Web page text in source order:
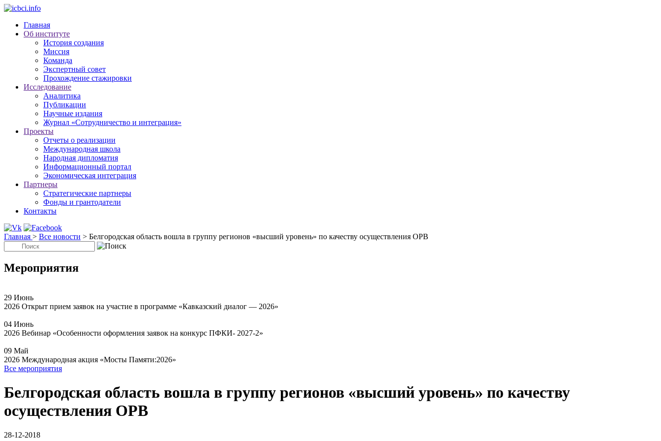
Главная
Об институте
История создания
Миссия
Команда
Экспертный совет
Прохождение стажировки
Исследование
Аналитика
Публикации
Научные издания
Журнал «Сотрудничество и интеграция»
Проекты
Отчеты о реализации
Международная школа
Народная дипломатия
Информационный портал
Экономическая интеграция
Партнеры
Стратегические партнеры
Фонды и грантодатели
Контакты
Главная > Все новости > Белгородская область вошла в группу регионов «высший уровень» по качеству осуществления ОРВ
Мероприятия
29 Июнь
2026 Открыт прием заявок на участие в программе «Кавказский диалог — 2026»
04 Июнь
2026 Вебинар «Особенности оформления заявок на конкурс ПФКИ- 2027-2»
09 Май
2026 Международная акция «Мосты Памяти:2026»
Все мероприятия
Белгородская область вошла в группу регионов «высший уровень» по качеству
осуществления ОРВ
28-12-2018